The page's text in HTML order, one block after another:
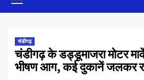
चंडीगढ़
चंडीगढ़ के डड्डूमाजरा मोटर
भीषण आग, कई दुकानें जलकर